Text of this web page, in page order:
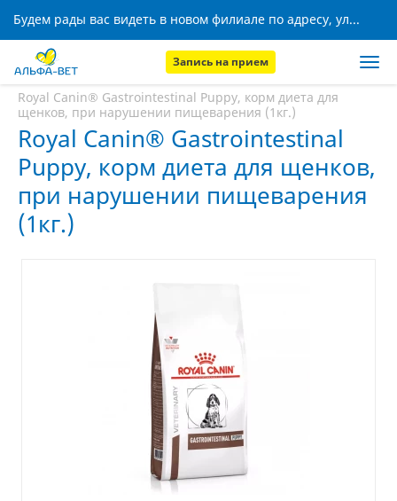
Будем рады вас видеть в новом филиале по адресу, ул. Кижеватова, 8!
Запись на прием
Главная
Royal Canin® Gastrointestinal Puppy, корм диета для
щенков, при нарушении пищеварения (1кг.)
Royal Canin® Gastrointestinal
Puppy, корм диета для щенков,
при нарушении пищеварения
(1кг.)